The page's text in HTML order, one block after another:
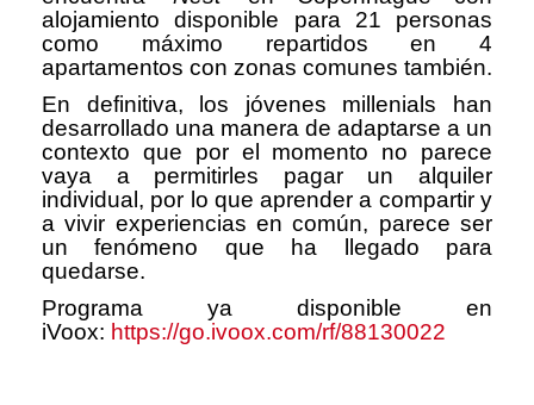
alojamiento disponible para 21 personas
como máximo repartidos en 4
apartamentos con zonas comunes también.
En definitiva, los jóvenes millenials han
desarrollado una manera de adaptarse a un
contexto que por el momento no parece
vaya a permitirles pagar un alquiler
individual, por lo que aprender a compartir y
a vivir experiencias en común, parece ser
un fenómeno que ha llegado para
quedarse.
Programa ya disponible en
iVoox: https://go.ivoox.com/rf/88130022